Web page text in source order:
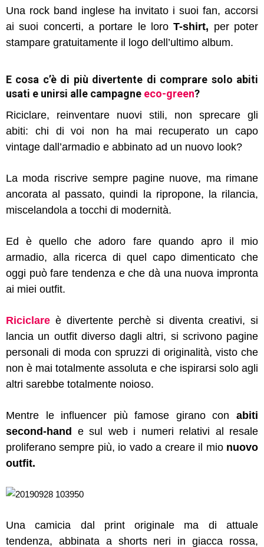
Una rock band inglese ha invitato i suoi fan, accorsi
ai suoi concerti, a portare le loroT-shirt, per poter
stampare gratuitamente il logo dell’ultimo album.
E cosa c’è di più divertente di comprare solo abiti
usati e unirsi alle campagne eco-green?
Riciclare, reinventare nuovi stili, non sprecare gli
abiti: chi di voi non ha mai recuperato un capo
vintage dall’armadio e abbinato ad un nuovo look?
La moda riscrive sempre pagine nuove, ma rimane
ancorata al passato, quindi la ripropone, la rilancia,
miscelandola a tocchi di modernità.
Ed è quello che adoro fare quando apro il mio
armadio, alla ricerca di quel capo dimenticato che
oggi può fare tendenza e che dà una nuova impronta
ai miei outfit.
Riciclare è divertente perchè si diventa creativi, si
lancia un outfit diverso dagli altri, si scrivono pagine
personali di moda con spruzzi di originalità, visto che
non è mai totalmente assoluta e che ispirarsi solo agli
altri sarebbe totalmente noioso.
Mentre le influencer più famose girano con abiti
second-hand
e sul web i numeri relativi al resale
proliferano sempre più, io vado a creare il mionuovo
outfit.
Una camicia dal print originale ma di attuale
tendenza, abbinata a shorts neri in giacca rossa,